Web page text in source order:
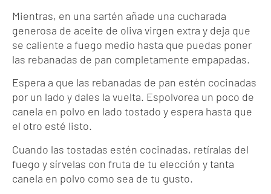
Mientras, en una sartén añade una cucharada
generosa de aceite de oliva virgen extra y deja que
se caliente a fuego medio hasta que puedas poner
las rebanadas de pan completamente empapadas.
Espera a que las rebanadas de pan estén cocinadas
por un lado y dales la vuelta. Espolvorea un poco de
canela en polvo en lado tostado y espera hasta que
el otro esté listo.
Cuando las tostadas estén cocinadas, retíralas del
fuego y sírvelas con fruta de tu elección y tanta
canela en polvo como sea de tu gusto.